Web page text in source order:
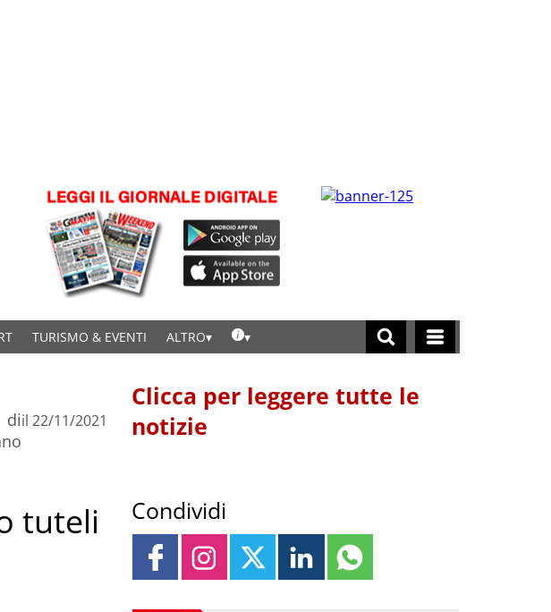
TURISMO & EVENTI ALTRO
diil 22/11/2021
tuteli
Clicca per leggere tutte le
notizie
Condividi